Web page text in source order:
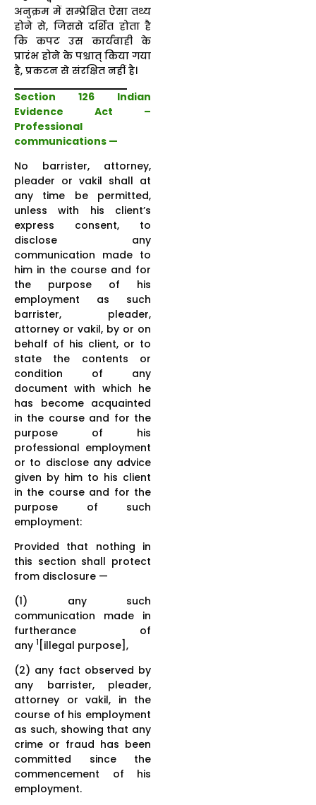
अनुक्रम में सम्प्रेक्षित ऐसा तथ्य
होने से, जिससे दर्शित होता है
कि कपट उस कार्यवाही के
प्रारंभ होने के पश्चात् किया गया
है, प्रकटन से संरक्षित नहीं है।
Section 126 Indian
Evidence Act –
Professional
communications —
No barrister, attorney,
pleader or vakil shall at
any time be permitted,
unless with his client’s
express consent, to
disclose any
communication made to
him in the course and for
the purpose of his
employment as such
barrister, pleader,
attorney or vakil, by or on
behalf of his client, or to
state the contents or
condition of any
document with which he
has become acquainted
in the course and for the
purpose of his
professional employment
or to disclose any advice
given by him to his client
in the course and for the
purpose of such
employment:
Provided that nothing in
this section shall protect
from disclosure —
(1) any such
communication made in
furtherance of
any 1 [illegal purpose],
(2) any fact observed by
any barrister, pleader,
attorney or vakil, in the
course of his employment
as such, showing that any
crime or fraud has been
committed since the
commencement of his
employment.